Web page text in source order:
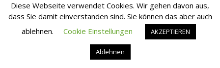
Diese Webseite verwendet Cookies. Wir gehen davon aus,
dass Sie damit einverstanden sind. Sie können das aber auch
ablehnen.
Cookie Einstellungen AKZEPTIEREN
Ablehnen